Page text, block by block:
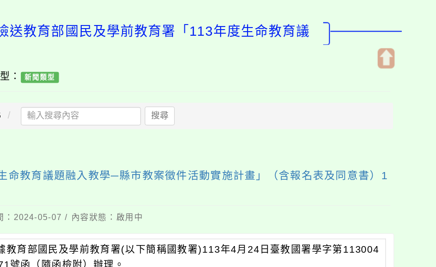
送教育部國民及學前教育署「113年度生命教育議
： 新聞類型
搜尋
命教育議題融入教學─縣市教案徵件活動實施計畫」（含報名表及同意書）1
2024-05-07 / 內容狀態：啟用中
教育部國民及學前教育署(以下簡稱國教署)113年4月24日臺教國署學字第113004
號函（隨函檢附）辦理。